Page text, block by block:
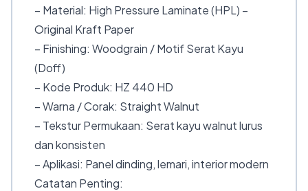
– Material: High Pressure Laminate (HPL) –
Original Kraft Paper
– Finishing: Woodgrain / Motif Serat Kayu
(Doff)
– Kode Produk: HZ 440 HD
– Warna / Corak: Straight Walnut
– Tekstur Permukaan: Serat kayu walnut lurus
dan konsisten
– Aplikasi: Panel dinding, lemari, interior modern
Catatan Penting: